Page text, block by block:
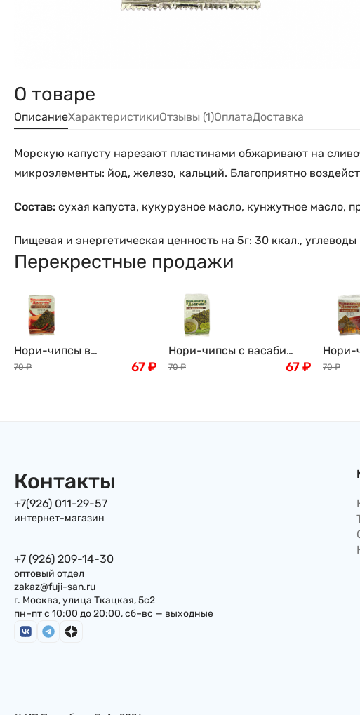
О товаре
ОписаниеХарактеристикиОтзывы (1)ОплатаДоставка
Морскую капусту нарезают пластинами обжаривают на
микроэлементы: йод, железо, кальций. Благоприятно
Состав: сухая капуста, кукурузное масло, кунжутное масло,
Пищевая и энергетическая ценность на 5г: 30 ккал., углеводы
Перекрестные продажи
Нори-чипсы в
традиционных сладко-
70 ₽ 67₽
Нори-чипсы с васаби
"Долгим" , 5г Корея
70 ₽ 67₽
Нори-
70 ₽
Контакты
+7(926) 011-29-57
интернет-магазин
+7 (926) 209-14-30
оптовый отдел
zakaz@fuji-san.ru
г. Москва, улица Ткацкая, 5с2
пн–пт с 10:00 до 20:00, сб–вс — выходные